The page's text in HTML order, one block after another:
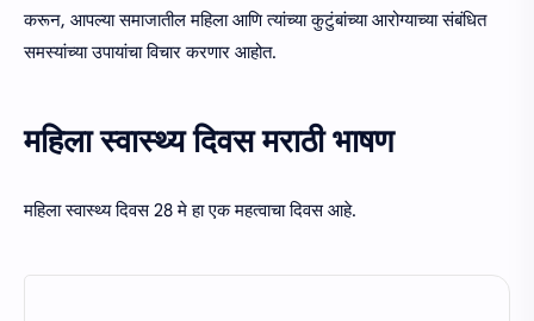
करून, आपल्या समाजातील महिला आणि त्यांच्या कुटुंबांच्या आरोग्याच्या संबंधित
समस्यांच्या उपायांचा विचार करणार आहोत.
महिला स्वास्थ्य दिवस मराठी भाषण
महिला स्वास्थ्य दिवस 28 मे हा एक महत्वाचा दिवस आहे.